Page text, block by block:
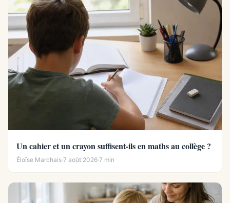
Un cahier et un crayon suffisent-ils en maths au collège ?
Éloïse Marchais·7 août 2026·7 min